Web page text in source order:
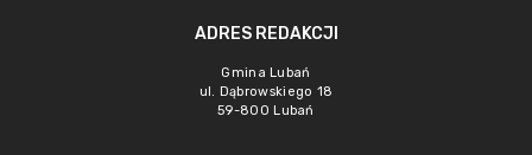
ADRES REDAKCJI
Gmina Lubań
ul. Dąbrowskiego 18
59-800 Lubań